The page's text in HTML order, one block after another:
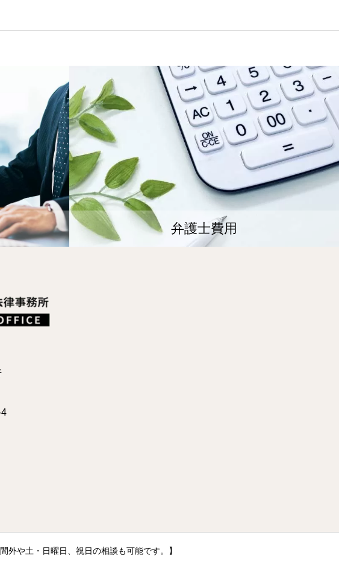
弁護士費用
や土・日曜日、祝日の相談も可能です。】